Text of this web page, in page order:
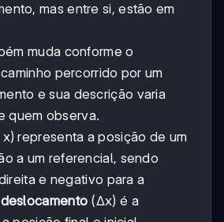
mas entre si, estão em
muda conforme o
percorrido por um
e sua descrição varia
quem observa.
x) representa a posição de um
a um referencial, sendo
e negativo para a
deslocamento (Δx) é a